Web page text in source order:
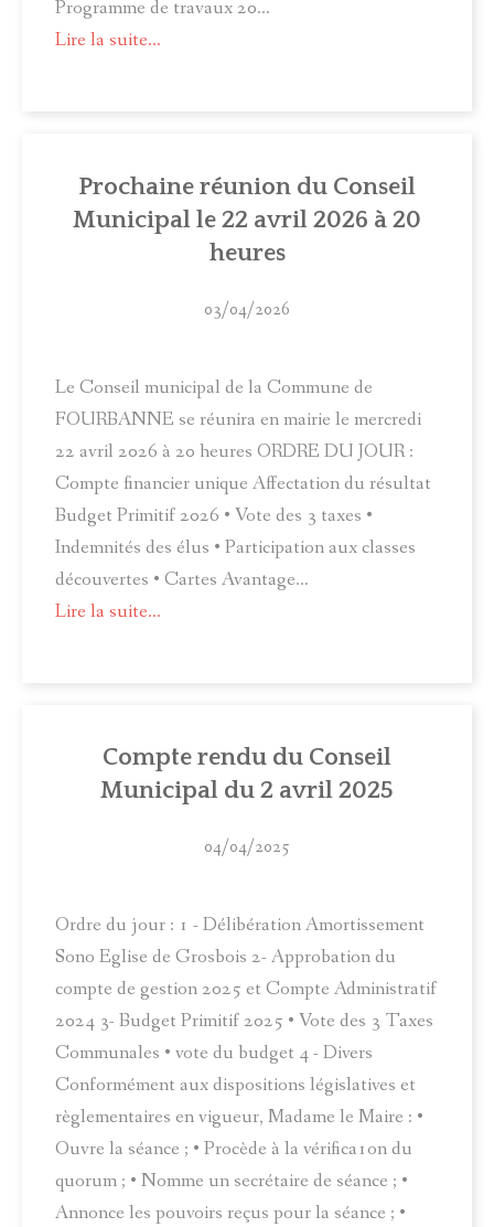
Programme de travaux 20...
Lire la suite...
Prochaine réunion du Conseil
Municipal le 22 avril 2026 à 20
heures
03/04/2026
Le Conseil municipal de la Commune de
FOURBANNE se réunira en mairie le mercredi
22 avril 2026 à 20 heures ORDRE DU JOUR :
Compte financier unique Affectation du résultat
Budget Primitif 2026 • Vote des 3 taxes •
Indemnités des élus • Participation aux classes
découvertes • Cartes Avantage...
Lire la suite...
Compte rendu du Conseil
Municipal du 2 avril 2025
04/04/2025
Ordre du jour : 1 - Délibération Amortissement
Sono Eglise de Grosbois 2- Approbation du
compte de gestion 2025 et Compte Administratif
2024 3- Budget Primitif 2025 • Vote des 3 Taxes
Communales • vote du budget 4 - Divers
Conformément aux dispositions législatives et
règlementaires en vigueur, Madame le Maire : •
Ouvre la séance ; • Procède à la vérifica1on du
quorum ; • Nomme un secrétaire de séance ; •
Annonce les pouvoirs reçus pour la séance ; •